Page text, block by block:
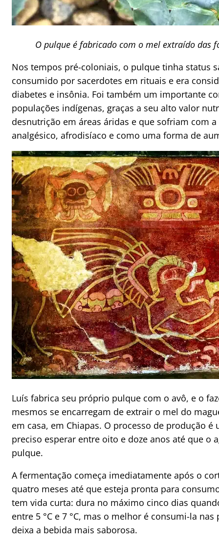
O pulque é fabricado com o mel extraído das
Nos tempos pré-coloniais, o pulque tinha status
consumido por sacerdotes em rituais e era
diabetes e insônia. Foi também um importante
populações indígenas, graças a seu alto valor
desnutrição em áreas áridas e que sofriam com
analgésico, afrodisíaco e como uma forma de
Luís fabrica seu próprio pulque com o avô, e o
mesmos se encarregam de extrair o mel do
em casa, em Chiapas. O processo de produção
preciso esperar entre oito e doze anos até que o
pulque.
A fermentação começa imediatamente após o
quatro meses até que esteja pronta para
tem vida curta: dura no máximo cinco dias
entre 5 °C e 7 °C, mas o melhor é consumi-la
deixa a bebida mais saborosa.